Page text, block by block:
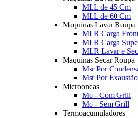
MLL de 45 Cm
MLL de 60 Cm
Maquinas Lavar Roupa
MLR Carga
MLR Carga
MLR Lavar e
Maquinas Secar Roupa
Msr Por
Msr Por Exaustão
Microondas
Mo - Com Grill
Mo - Sem Grill
Termoacumuladores